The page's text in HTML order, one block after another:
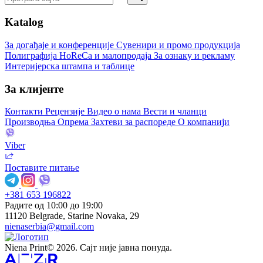
Katalog
За догађаје и конференције Сувенири и промо продукција
Полиграфија HoReCa и малопродаја За ознаку и рекламу
Интеријерска штампа и таблице
За клијенте
Контакти Рецензије Видео о нама Вести и чланци
Производња Опрема Захтеви за распореде О компанији
Viber
Поставите питање
+381 653 196822
Радите од 10:00 до 19:00
11120 Belgrade, Starine Novaka, 29
nienaserbia@gmail.com
Niena Print© 2026. Сајт није јавна понуда.